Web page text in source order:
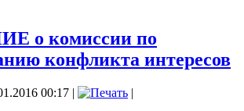
о комиссии по
конфликта интересов
00:17 |
|